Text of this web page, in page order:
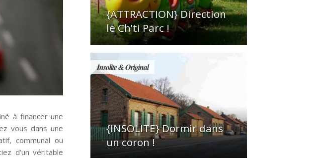
à financer une
vous dans une
communal ou
d’un véritable
{ATTRACTION} Direction
le Ch’ti Parc !
Insolite & Original
{INSOLITE} Dormir dans
un coron !